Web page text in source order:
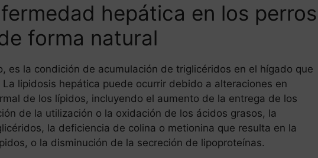
hepática en los perros
forma natural
es la condición de acumulación de triglicéridos en el hígado que
lipidosis hepática puede ocurrir debido a alteraciones en
de los lípidos, incluyendo el aumento de la entrega de los
de la utilización o la oxidación de los ácidos grasos, la
la deficiencia de colina o metionina que resulta en la
o la disminución de la secreción de lipoproteínas.